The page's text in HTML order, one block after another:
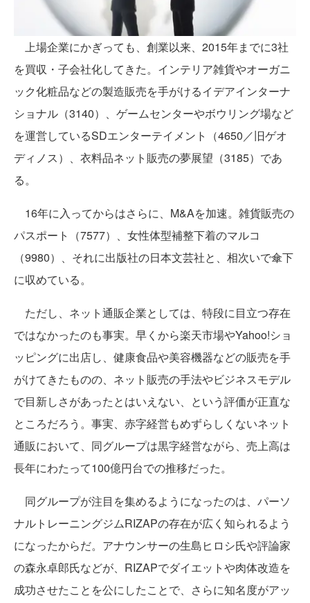
上場企業にかぎっても、創業以来、2015年までに3社
を買収・子会社化してきた。インテリア雑貨やオーガニ
ック化粧品などの製造販売を手がけるイデアインターナ
ショナル（3140）、ゲームセンターやボウリング場など
を運営しているSDエンターテイメント（4650／旧ゲオ
ディノス）、衣料品ネット販売の夢展望（3185）であ
る。
16年に入ってからはさらに、M&Aを加速。雑貨販売の
パスポート（7577）、女性体型補整下着のマルコ
（9980）、それに出版社の日本文芸社と、相次いで傘下
に収めている。
ただし、ネット通販企業としては、特段に目立つ存在
ではなかったのも事実。早くから楽天市場やYahoo!ショ
ッピングに出店し、健康食品や美容機器などの販売を手
がけてきたものの、ネット販売の手法やビジネスモデル
で目新しさがあったとはいえない、という評価が正直な
ところだろう。事実、赤字経営もめずらしくないネット
通販において、同グループは黒字経営ながら、売上高は
長年にわたって100億円台での推移だった。
同グループが注目を集めるようになったのは、パーソ
ナルトレーニングジムRIZAPの存在が広く知られるよう
になったからだ。アナウンサーの生島ヒロシ氏や評論家
の森永卓郎氏などが、RIZAPでダイエットや肉体改造を
成功させたことを公にしたことで、さらに知名度がアッ